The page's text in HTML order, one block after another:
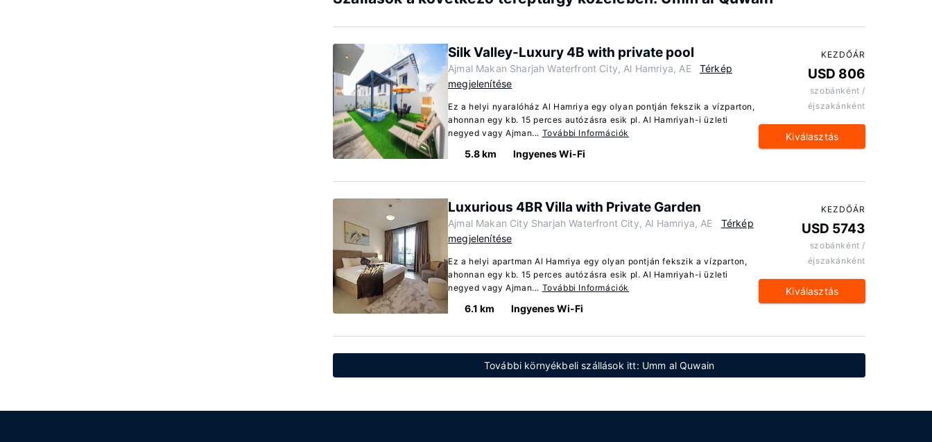
Silk Valley-Luxury 4B with private pool
Ajmal Makan Sharjah Waterfront City, Al Hamriya, AE
Térkép
megjelenítése
Ez a helyi nyaralóház Al Hamriya egy olyan pontján fekszik a vízparton,
ahonnan egy kb. 15 perces autózásra esik pl. Al Hamriyah-i üzleti
negyed vagy Ajman... További Információk
5.8 km Ingyenes Wi-Fi
KEZDŐÁR
USD 806
szobánként /
éjszakánként
Kiválasztás
Luxurious 4BR Villa with Private Garden
Ajmal Makan City Sharjah Waterfront City, Al Hamriya, AE
Térkép
megjelenítése
Ez a helyi apartman Al Hamriya egy olyan pontján fekszik a vízparton,
ahonnan egy kb. 15 perces autózásra esik pl. Al Hamriyah-i üzleti
negyed vagy Ajman... További Információk
6.1 km Ingyenes Wi-Fi
KEZDŐÁR
USD 5743
szobánként /
éjszakánként
Kiválasztás
További környékbeli szállások itt: Umm al Quwain